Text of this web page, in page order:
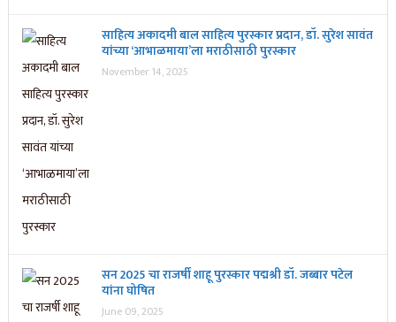
साहित्य अकादमी बाल साहित्य पुरस्कार प्रदान, डॉ. सुरेश सावंत
यांच्या ‘आभाळमाया’ला मराठीसाठी पुरस्कार
November 14, 2025
सन 2025 चा राजर्षी शाहू पुरस्कार प‌द्मश्री डॉ. जब्बार पटेल
यांना घोषित
June 09, 2025